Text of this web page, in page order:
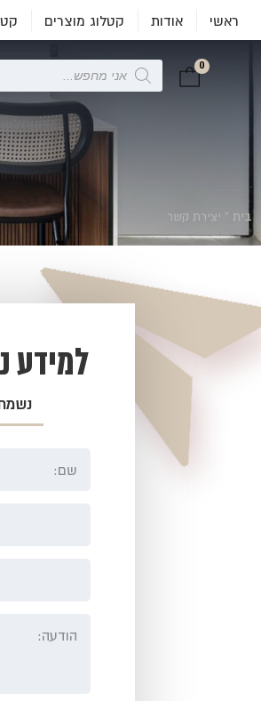
ראשי אודות קטלוג מוצרים
0
Products
search
בית » יצירת קשר
למידע